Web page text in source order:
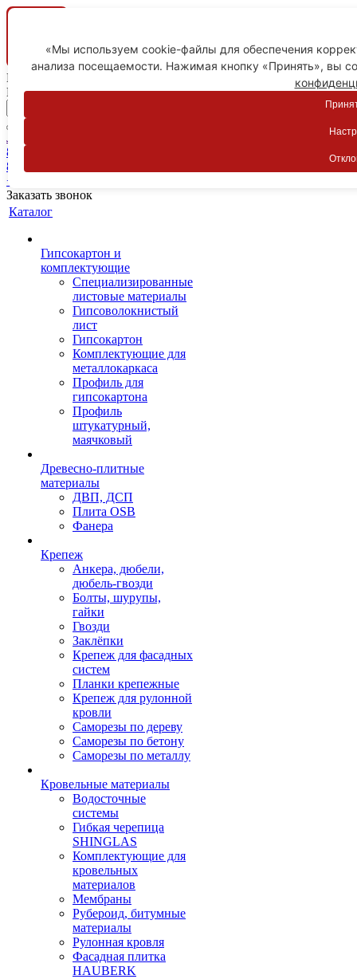
Ваш город
Пятигорск
Личный кабинет
8-800-775-59-89
8-800-775-59-89
+7 918 754-83-77
Заказать звонок
Каталог
Гипсокартон и
комплектующие
Специализированные
листовые материалы
Гипсоволокнистый
лист
Гипсокартон
Комплектующие для
металлокаркаса
Профиль для
гипсокартона
Профиль
штукатурный,
маячковый
Древесно-плитные
материалы
ДВП, ДСП
Плита OSB
Фанера
Крепеж
Анкера, дюбели,
дюбель-гвозди
Болты, шурупы,
гайки
Гвозди
Заклёпки
Крепеж для фасадных
систем
Планки крепежные
Крепеж для рулонной
кровли
Саморезы по дереву
Саморезы по бетону
Саморезы по металлу
Кровельные материалы
Водосточные
системы
Гибкая черепица
SHINGLAS
Комплектующие для
кровельных
материалов
Мембраны
Рубероид, битумные
материалы
Рулонная кровля
Фасадная плитка
HAUBERK
«Мы используем cookie-файлы для обеспечения
анализа посещаемости. Нажимая кнопку «Принять», вы